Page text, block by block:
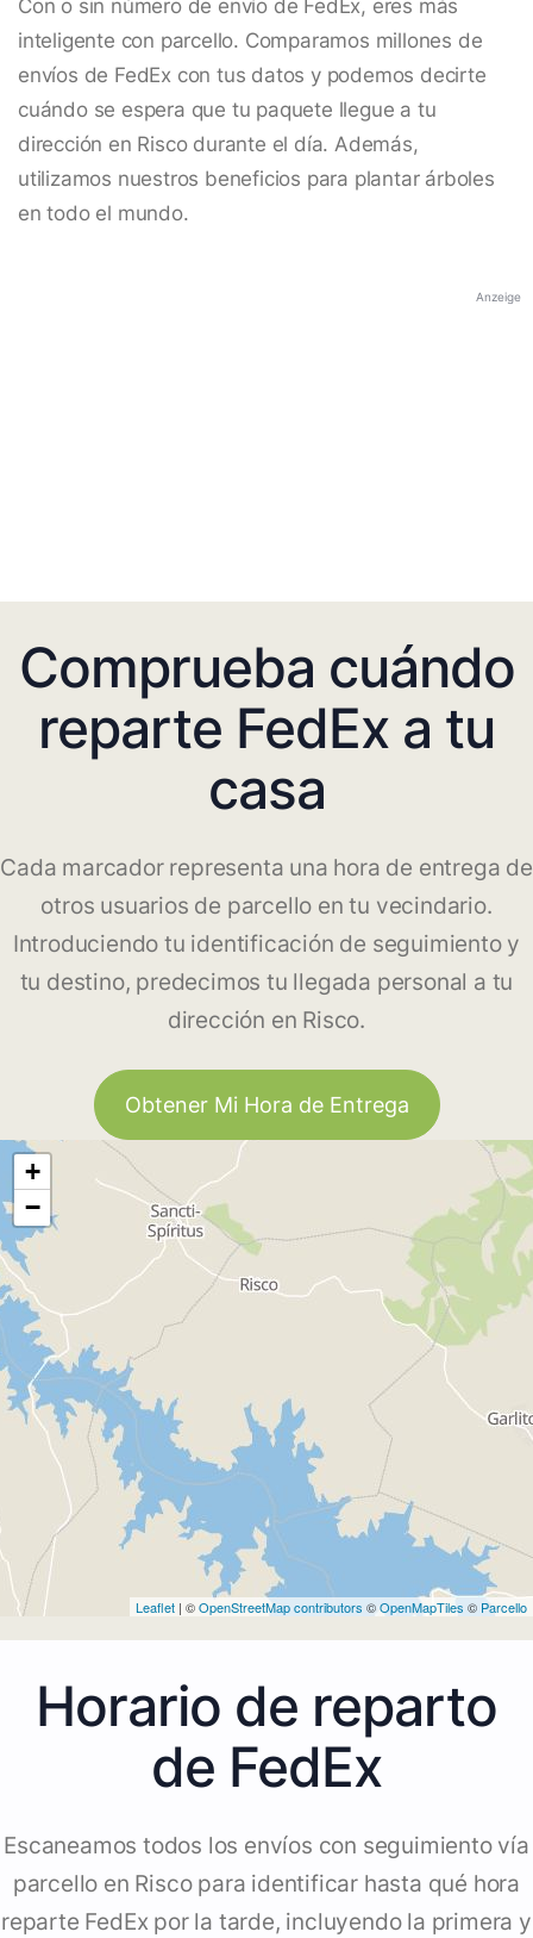
Con o sin número de envío de FedEx, eres más
inteligente con parcello. Comparamos millones de
envíos de FedEx con tus datos y podemos decirte
cuándo se espera que tu paquete llegue a tu
dirección en Risco durante el día. Además,
utilizamos nuestros beneficios para plantar árboles
en todo el mundo.
Anzeige
Comprueba cuándo
reparte FedEx a tu
casa
Cada marcador representa una hora de entrega de
otros usuarios de parcello en tu vecindario.
Introduciendo tu identificación de seguimiento y
tu destino, predecimos tu llegada personal a tu
dirección en Risco.
Obtener Mi Hora de Entrega
+
−
Leaflet | ©OpenStreetMap contributors ©OpenMapTiles © Parcello
Horario de reparto
de FedEx
Escaneamos todos los envíos con seguimiento vía
parcello en Risco para identificar hasta qué hora
reparte FedEx por la tarde, incluyendo la primera y